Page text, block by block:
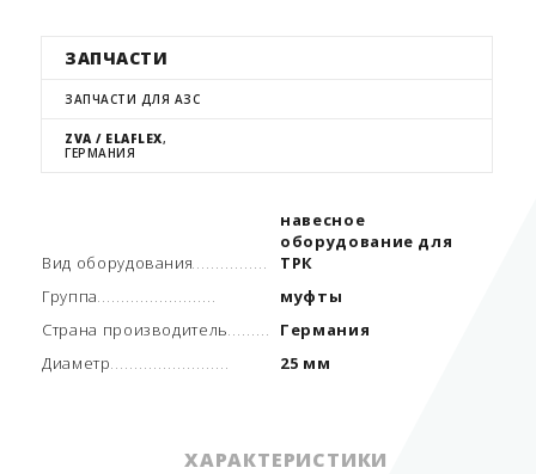
ЗАПЧАСТИ
ЗАПЧАСТИ ДЛЯ АЗС
ZVA / ELAFLEX,
ГЕРМАНИЯ
Вид оборудования
навесное
оборудование для
ТРК
Группа
муфты
Страна производитель
Германия
Диаметр
25 мм
ХАРАКТЕРИСТИКИ